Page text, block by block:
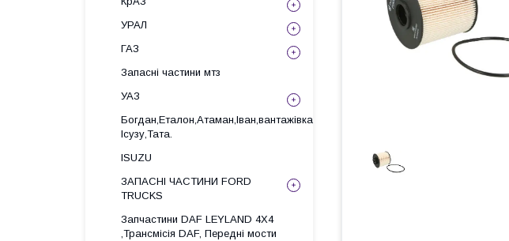
УРАЛ
ГАЗ
Запасні частини мтз
УАЗ
Богдан,Еталон,Атаман,Іван,вантажівка
Ісузу,Тата.
ISUZU
ЗАПАСНІ ЧАСТИНИ FORD
TRUCKS
Запчастини DAF LEYLAND 4X4
,Трансмісія DAF, Передні мости